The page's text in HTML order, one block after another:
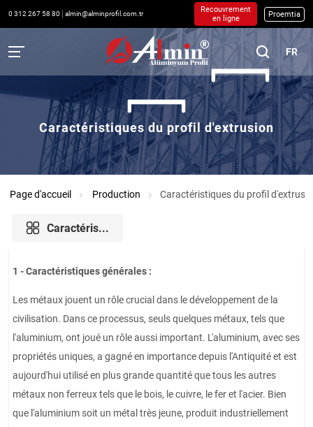
0 312 267 58 80 almin@alminprofil.com.tr
Recouvrement
en ligne
Proemtia
FR
Caractéristiques du profil d'extrusion
Page d'accueil Production Caractéristiques du profil
Caractéris...
1 - Caractéristiques générales :
Les métaux jouent un rôle crucial dans le développement de la
civilisation. Dans ce processus, seuls quelques métaux, tels que
l'aluminium, ont joué un rôle aussi important. L'aluminium, avec ses
propriétés uniques, a gagné en importance depuis l'Antiquité et est
aujourd'hui utilisé en plus grande quantité que tous les autres
métaux non ferreux tels que le bois, le cuivre, le fer et l'acier. Bien
que l'aluminium soit un métal très jeune, produit industriellement